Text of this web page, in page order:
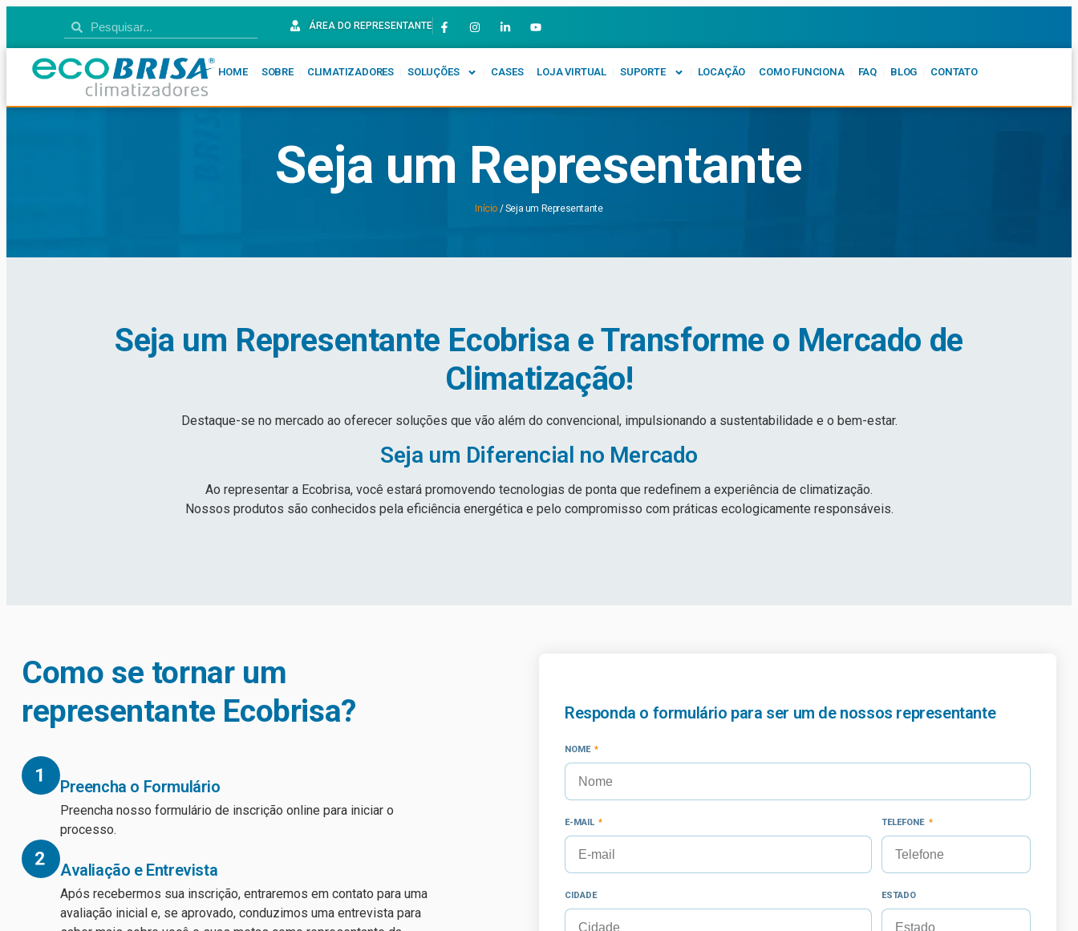
ÁREA DO REPRESENTANTE
HOME SOBRE CLIMATIZADORES SOLUÇÕES CASES LOJA VIRTUAL SUPORTE LOCAÇÃO COMO FUNCIONA FAQ BLOG CONTATO
Seja um Representante
Início / Seja um Representante
Seja um Representante Ecobrisa e Transforme o Mercado de
Climatização!
Destaque-se no mercado ao oferecer soluções que vão além do convencional, impulsionando a sustentabilidade e o bem-estar.
Seja um Diferencial no Mercado
Ao representar a Ecobrisa, você estará promovendo tecnologias de ponta que redefinem a experiência de climatização.
Nossos produtos são conhecidos pela eficiência energética e pelo compromisso com práticas ecologicamente responsáveis.
Como se tornar um
representante Ecobrisa?
Preencha o Formulário
Preencha nosso formulário de inscrição online para iniciar o
processo.
Avaliação e Entrevista
Após recebermos sua inscrição, entraremos em contato para uma
avaliação inicial e, se aprovado, conduzimos uma entrevista para
Responda o formulário para ser um de nossos representante
NOME
E-MAIL TELEFONE
CIDADE ESTADO